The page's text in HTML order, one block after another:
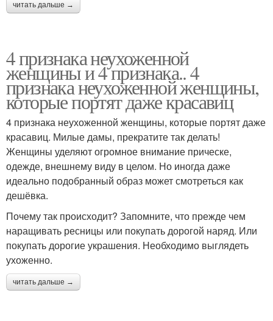
читать дальше →
4 признака неухоженной
женщины и 4 признака.. 4
признака неухоженной женщины,
которые портят даже красавиц
4 признака неухоженной женщины, которые портят даже
красавиц. Милые дамы, прекратите так делать!
Женщины уделяют огромное внимание прическе,
одежде, внешнему виду в целом. Но иногда даже
идеально подобранный образ может смотреться как
дешёвка.
Почему так происходит? Запомните, что прежде чем
наращивать ресницы или покупать дорогой наряд. Или
покупать дорогие украшения. Необходимо выглядеть
ухоженно.
читать дальше →